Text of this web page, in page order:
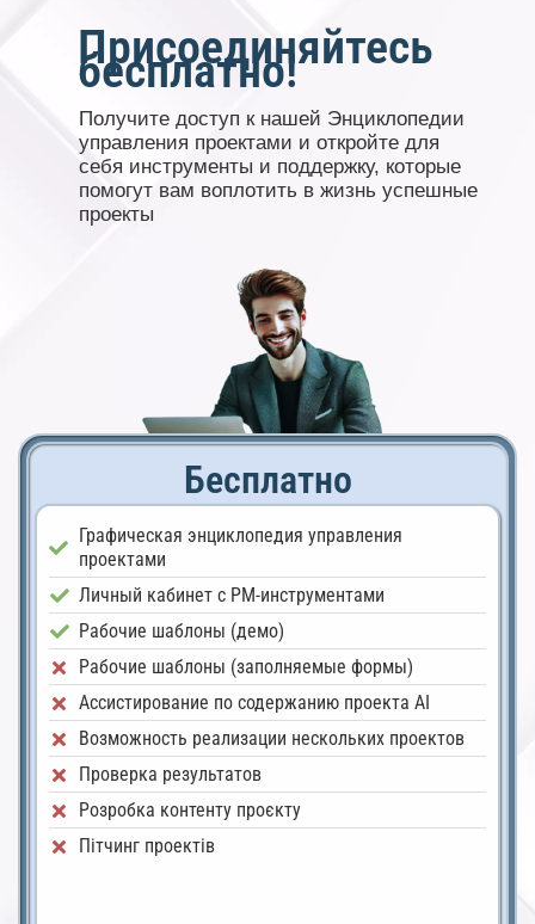
Присоединяйтесь
бесплатно!
Получите доступ к нашей Энциклопедии
управления проектами и откройте для
себя инструменты и поддержку, которые
помогут вам воплотить в жизнь успешные
проекты
Бесплатно
Графическая энциклопедия управления
проектами
Личный кабинет с PM-инструментами
Рабочие шаблоны (демо)
Рабочие шаблоны (заполняемые формы)
Ассистирование по содержанию проекта AI
Возможность реализации нескольких проектов
Проверка результатов
Розробка контенту проєкту
Пітчинг проектів